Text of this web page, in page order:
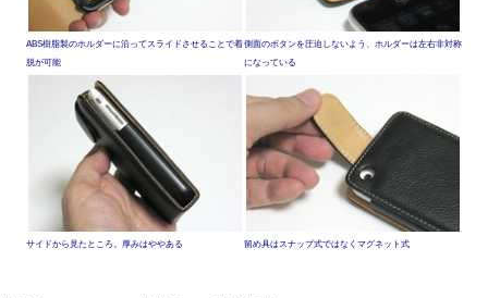
ABS樹脂製のホルダーに沿ってスライドさせることで着
脱が可能
側面のボタンを圧迫しないよう、ホルダーは左右非対称
になっている
サイドから見たところ。厚みはややある 留め具はスナップ式ではなくマグネット式